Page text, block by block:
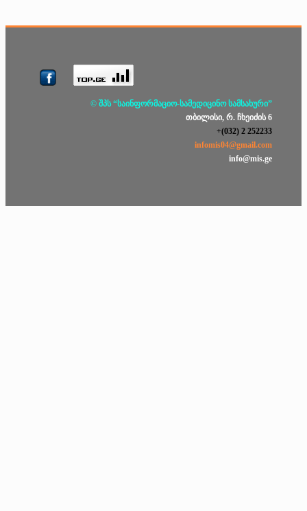
© შპს “საინფორმაციო-სამედიცინო სამსახური”
თბილისი, რ. ჩხეიძის 6
+(032) 2 252233
infomis04@gmail.com
info@mis.ge